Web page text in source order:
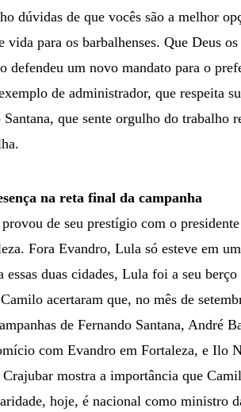
dúvidas de que vocês são a melhor
vida para os barbalhenses. Que Deus
defendeu um novo mandato para o
de administrador, que respeita
Santana, que sente orgulho do trabalho
na reta final da campanha
de seu prestígio com o
Fora Evandro, Lula só esteve em
essas duas cidades, Lula foi a seu
acertaram que, no mês de
de Fernando Santana, André
com Evandro em Fortaleza, e Ilo
mostra a importância que
hoje, é nacional como ministro